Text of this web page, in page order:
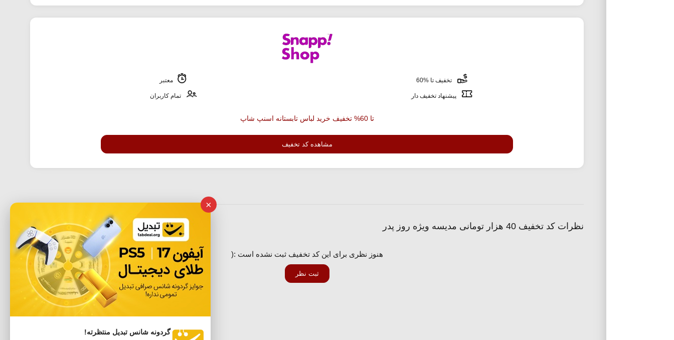
تخفیف تا %60 معتبر
پیشنهاد تخفیف دار تمام کاربران
تا 60% تخفیف خرید لباس تابستانه اسنپ شاپ
مشاهده کد تخفیف
نظرات کد تخفیف 40 هزار تومانی مدیسه ویژه روز پدر
هنوز نظری برای این کد تخفیف ثبت نشده است :(
ثبت نظر
×
گردونه شانس تبدیل منتظرته!